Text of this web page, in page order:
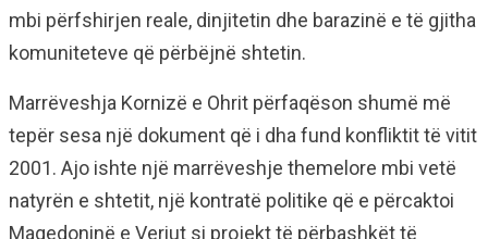
mbi përfshirjen reale, dinjitetin dhe barazinë e të gjitha
komuniteteve që përbëjnë shtetin.
Marrëveshja Kornizë e Ohrit përfaqëson shumë më
tepër sesa një dokument që i dha fund konfliktit të vitit
2001. Ajo ishte një marrëveshje themelore mbi vetë
natyrën e shtetit, një kontratë politike që e përcaktoi
Maqedoninë e Veriut si projekt të përbashkët të